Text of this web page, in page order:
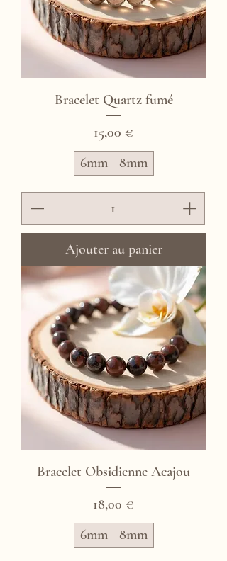
Bracelet Quartz fumé
Prix
15,00 €
6mm
8mm
Ajouter au panier
Bracelet Obsidienne Acajou
Prix
18,00 €
6mm
8mm